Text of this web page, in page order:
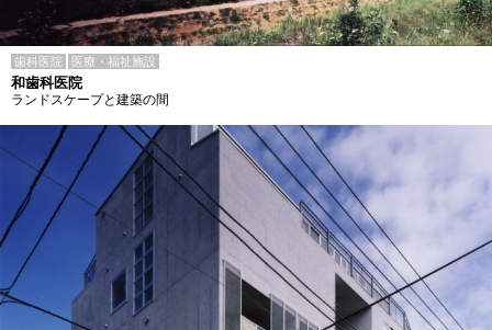
歯科医院 医療・福祉施設
和歯科医院
ランドスケープと建築の間